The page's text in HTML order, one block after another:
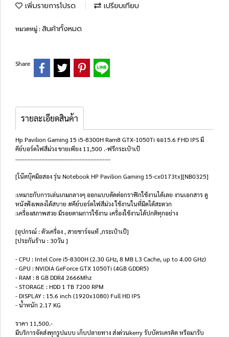
เพิ่มรายการโปรด เปรียบเทียบ
หมวดหมู่ :สินค้าทั้งหมด
Share
รายละเอียดสินค้า
Hp Pavilion Gaming 15 i5-8300H Ram8 GTX-1050Ti จอ15.6 FHD IPS มี
คีย์บอร์ดไฟสีม่วง ขายเพียง 11,500 .-ฟรีกระเป๋าเป้
..............................................................
[โน๊ตบุ๊คมือสอง รุ่น Notebook HP Pavilion Gaming 15-cx0173tx][NB0325]
:เหมาะกับการเล่นเกมกลางๆ ออกแบบตัดต่อกราฟิกใช้งานได้เลย งานเอกสาร ดู
หนังฟังเพลงได้สบาย #คีย์บอร์ดไฟสีม่วง ใช้งานในที่มืดได้สะดวก
:เครื่องสภาพสวย มีรอยตามการใช้งาน เครื่องใช้งานได้ปกติทุกอย่าง
[อุปกรณ์ : ตัวเครื่อง , สายชาร์จแท้ ,กระเป๋าเป้]
[ประกันร้าน : 30วัน ]
- CPU : Intel Core i5-8300H (2.30 GHz, 8 MB L3 Cache, up to 4.00 GHz)
- GPU : NVIDIA GeForce GTX 1050Ti (4GB GDDR5)
- RAM : 8 GB DDR4 2666Mhz
- STORAGE : HDD 1 TB 7200 RPM
- DISPLAY : 15.6 inch (1920x1080) Full HD IPS
- น้ำหนัก 2.17 KG
ราคา 11,500.-
มีบริการจัดส่งทุกรูปแบบ เก็บปลายทาง ส่งด่วนkerry รับบัตรเครดิต หรือมารับ